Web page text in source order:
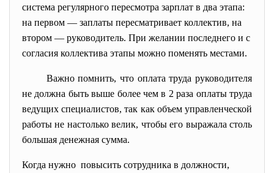
система регулярного пересмотра зарплат в два этапа:
на первом — заплаты пересматривает коллектив, на
втором — руководитель. При желании последнего и с
согласия коллектива этапы можно поменять местами.
Важно помнить, что оплата труда руководителя
не должна быть выше более чем в 2 раза оплаты труда
ведущих специалистов, так как объем управленческой
работы не настолько велик, чтобы его выражала столь
большая денежная сумма.
Когда нужно повысить сотрудника в должности,